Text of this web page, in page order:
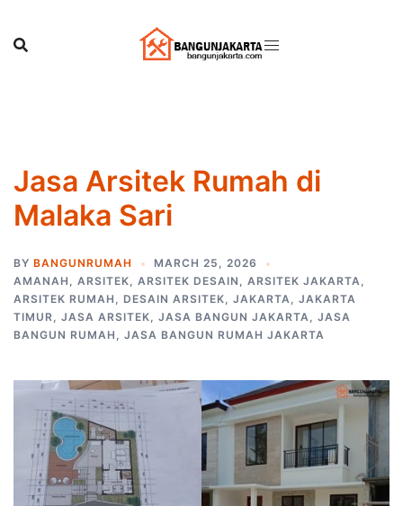
content
Jasa Arsitek Rumah di
Malaka Sari
BY BANGUNRUMAH
MARCH 25, 2026
AMANAH , ARSITEK, ARSITEK DESAIN , ARSITEK JAKARTA,
ARSITEK RUMAH , DESAIN ARSITEK, JAKARTA, JAKARTA
TIMUR, JASA ARSITEK, JASA BANGUN JAKARTA, JASA
BANGUN RUMAH , JASA BANGUN RUMAH JAKARTA